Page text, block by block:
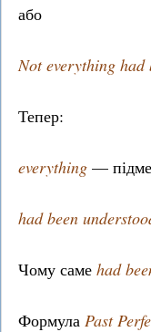
або
Not everything had
Тепер:
everything —
had been
Чому саме had
Формула Past